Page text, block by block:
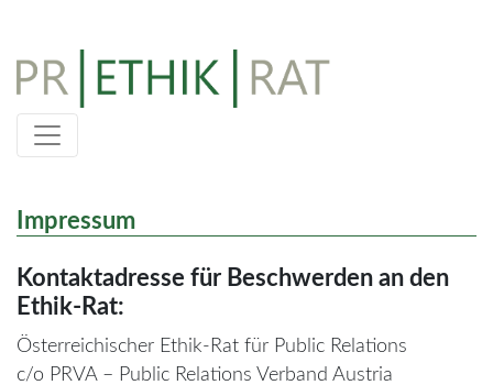
Skip
content
Impressum
Kontaktadresse für Beschwerden an den
Ethik-Rat:
Österreichischer Ethik-Rat für Public Relations
c/o PRVA – Public Relations Verband Austria